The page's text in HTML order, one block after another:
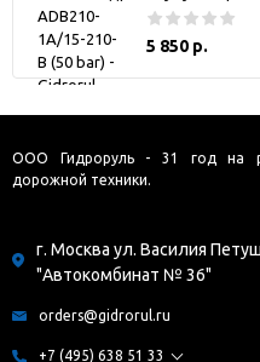
5 850 р.
ООО Гидроруль - 31 год на
дорожной техники.
г. Москва ул. Василия
"Автокомбинат № 36"
orders@gidrorul.ru
+7 (495) 638 51 33